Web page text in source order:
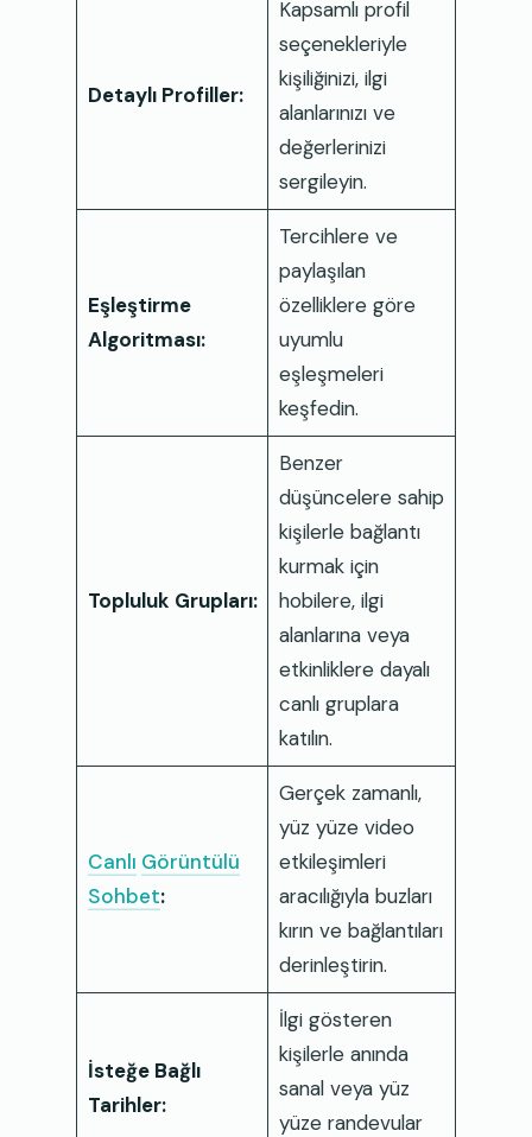
Detaylı Profiller:
Kapsamlı profil
seçenekleriyle
kişiliğinizi, ilgi
alanlarınızı ve
değerlerinizi
sergileyin.
Eşleştirme
Algoritması:
Tercihlere ve
paylaşılan
özelliklere göre
uyumlu
eşleşmeleri
keşfedin.
Topluluk Grupları:
Benzer
düşüncelere sahip
kişilerle bağlantı
kurmak için
hobilere, ilgi
alanlarına veya
etkinliklere dayalı
canlı gruplara
katılın.
Canlı Görüntülü
Sohbet:
Gerçek zamanlı,
yüz yüze video
etkileşimleri
aracılığıyla buzları
kırın ve bağlantıları
derinleştirin.
İsteğe Bağlı
Tarihler:
İlgi gösteren
kişilerle anında
sanal veya yüz
yüze randevular